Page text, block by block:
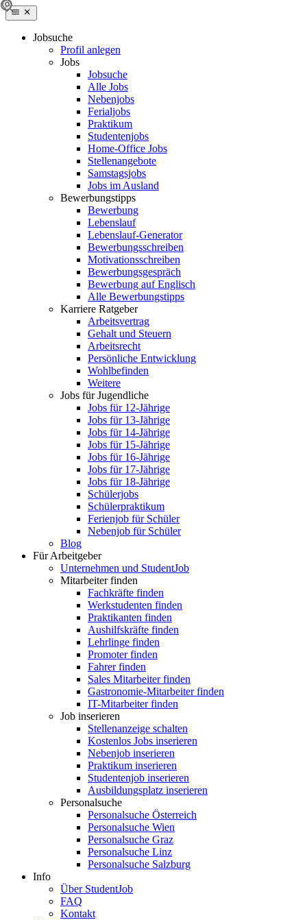
Jobsuche
Profil anlegen
Jobs
Jobsuche
Alle Jobs
Nebenjobs
Ferialjobs
Praktikum
Studentenjobs
Home-Office Jobs
Stellenangebote
Samstagsjobs
Jobs im Ausland
Bewerbungstipps
Bewerbung
Lebenslauf
Lebenslauf-Generator
Bewerbungsschreiben
Motivationsschreiben
Bewerbungsgespräch
Bewerbung auf Englisch
Alle Bewerbungstipps
Karriere Ratgeber
Arbeitsvertrag
Gehalt und Steuern
Arbeitsrecht
Persönliche Entwicklung
Wohlbefinden
Weitere
Jobs für Jugendliche
Jobs für 12-Jährige
Jobs für 13-Jährige
Jobs für 14-Jährige
Jobs für 15-Jährige
Jobs für 16-Jährige
Jobs für 17-Jährige
Jobs für 18-Jährige
Schülerjobs
Schülerpraktikum
Ferienjob für Schüler
Nebenjob für Schüler
Blog
Für Arbeitgeber
Unternehmen und StudentJob
Mitarbeiter finden
Fachkräfte finden
Werkstudenten finden
Praktikanten finden
Aushilfskräfte finden
Lehrlinge finden
Promoter finden
Fahrer finden
Sales Mitarbeiter finden
Gastronomie-Mitarbeiter finden
IT-Mitarbeiter finden
Job inserieren
Stellenanzeige schalten
Kostenlos Jobs inserieren
Nebenjob inserieren
Praktikum inserieren
Studentenjob inserieren
Ausbildungsplatz inserieren
Personalsuche
Personalsuche Österreich
Personalsuche Wien
Personalsuche Graz
Personalsuche Linz
Personalsuche Salzburg
Info
Über StudentJob
FAQ
Kontakt